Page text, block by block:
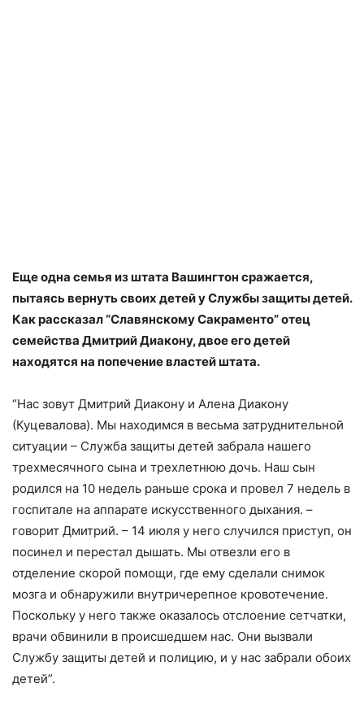
Еще одна семья из штата Вашингтон сражается,
пытаясь вернуть своих детей у Службы защиты детей.
Как рассказал “Славянскому Сакраменто” отец
семейства Дмитрий Диакону, двое его детей
находятся на попечение властей штата.
“Нас зовут Дмитрий Диакону и Алена Диакону
(Куцевалова). Мы находимся в весьма затруднительной
ситуации – Служба защиты детей забрала нашего
трехмесячного сына и трехлетнюю дочь. Наш сын
родился на 10 недель раньше срока и провел 7 недель в
госпитале на аппарате искусственного дыхания. –
говорит Дмитрий. – 14 июля у него случился приступ, он
посинел и перестал дышать. Мы отвезли его в
отделение скорой помощи, где ему сделали снимок
мозга и обнаружили внутричерепное кровотечение.
Поскольку у него также оказалось отслоение сетчатки,
врачи обвинили в происшедшем нас. Они вызвали
Службу защиты детей и полицию, и у нас забрали обоих
детей”.